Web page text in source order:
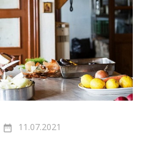
11.07.2021